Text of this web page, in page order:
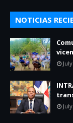
NOTICIAS